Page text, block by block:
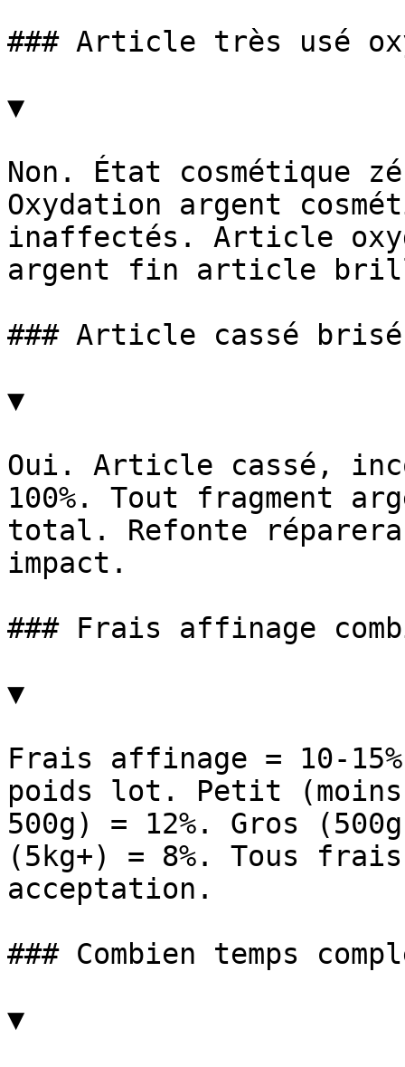
### Article très usé
▼
Non. État cosmétique
Oxydation argent
inaffectés. Article
argent fin article
### Article cassé brisé
▼
Oui. Article cassé,
100%. Tout fragment
total. Refonte
impact.
### Frais affinage
▼
Frais affinage = 10-
poids lot. Petit (moins
500g) = 12%. Gros
(5kg+) = 8%. Tous
acceptation.
### Combien temps
▼